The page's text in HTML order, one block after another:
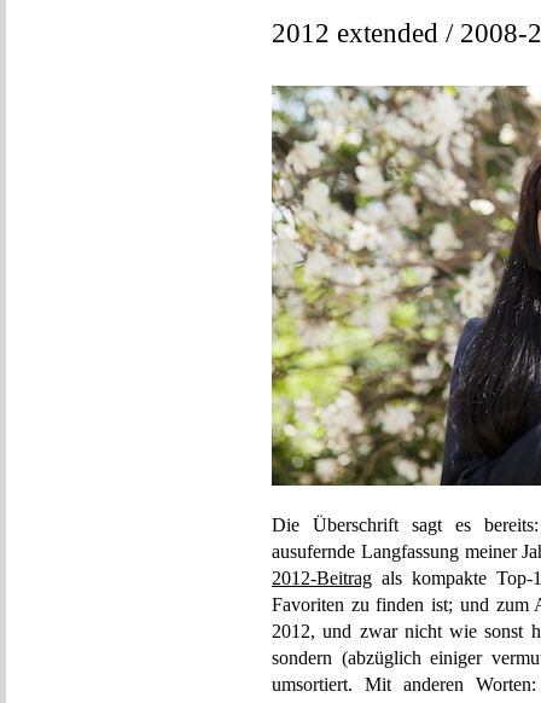
2012 extended / 2008-
Die Überschrift sagt es
ausufernde Langfassung meiner
2012-Beitrag als kompakte
Favoriten zu finden ist; und zum
2012, und zwar nicht wie sonst
sondern (abzüglich einiger
umsortiert. Mit anderen